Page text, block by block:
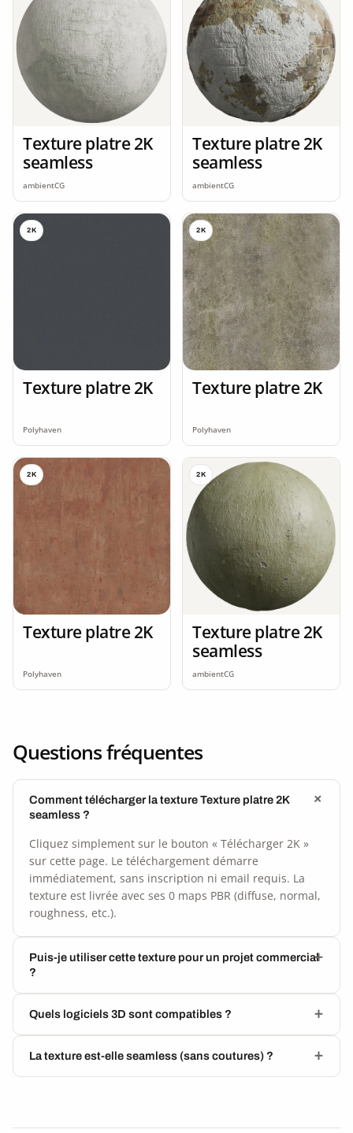
Texture platre 2K
seamless
ambientCG
Texture platre 2K
seamless
ambientCG
2K
Texture platre 2K
Polyhaven
2K
Texture platre 2K
Polyhaven
2K
Texture platre 2K
Polyhaven
2K
Texture platre 2K
seamless
ambientCG
Questions fréquentes
Comment télécharger la texture Texture platre 2K
seamless ?
Cliquez simplement sur le bouton « Télécharger 2K »
sur cette page. Le téléchargement démarre
immédiatement, sans inscription ni email requis. La
texture est livrée avec ses 0 maps PBR (diffuse, normal,
roughness, etc.).
Puis-je utiliser cette texture pour un projet commercial
?
Quels logiciels 3D sont compatibles ?
La texture est-elle seamless (sans coutures) ?